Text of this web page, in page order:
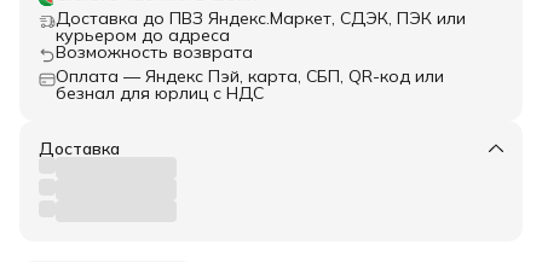
Доставка до ПВЗ Яндекс.Маркет, СДЭК, ПЭК или
курьером до адреса
Возможность возврата
Оплата — Яндекс Пэй, карта, СБП, QR-код или
безнал для юрлиц с НДС
Доставка